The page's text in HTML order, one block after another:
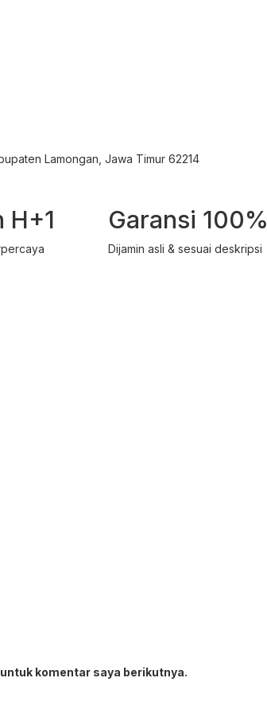
Lamongan, Jawa Timur 62214
H+1 Garansi 100%
Dijamin asli & sesuai deskripsi
komentar saya berikutnya.